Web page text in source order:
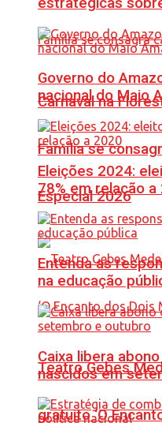
Carnaval na
Família se
Especial 2026
Teatro Gebes
gratuito ‘O
Governo do
nacional do Maio
Eleições 2024:
78% em relação a
Entenda as
na educação
Caixa libera
nascidos em